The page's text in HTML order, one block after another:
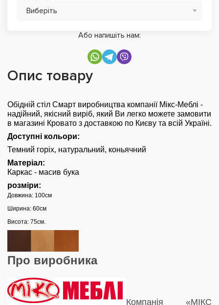
Виберіть
Або напишіть нам:
Опис товару
Обідній стіл Смарт виробництва компанії Мікс-Меблі -
надійний, якісний виріб, який Ви легко можете замовити
в магазині Кровато з доставкою по Києву та всій Україні.
Доступні кольори:
Темний горіх, натуральний, коньячний
Матеріал:
Каркас - масив бука
розміри:
Довжина: 100см
Ширина: 60см
Висота: 75см.
Про виробника
Компанія «МІКС